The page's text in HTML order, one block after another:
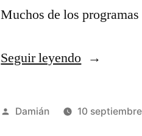
Muchos de los
Seguir leyendo
Mysql»
Publicado
Damián 10